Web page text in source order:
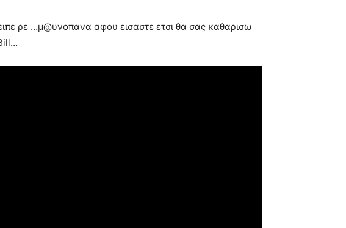
ρε …μ@υνοπανα αφου εισαστε ετσι θα σας καθαρισω